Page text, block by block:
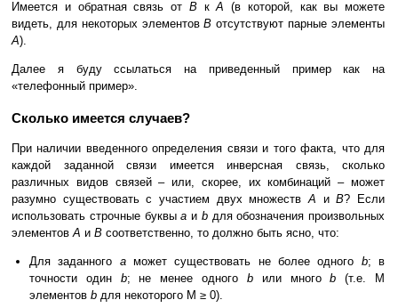
Имеется и обратная связь от BкA (в которой, как вы можете
видеть, для некоторых элементовB отсутствуют парные элементы
A).
Далее я буду ссылаться на приведенный пример как на
«телефонный пример».
Сколько имеется случаев?
При наличии введенного определения связи и того факта, что для
каждой заданной связи имеется инверсная связь, сколько
различных видов связей – или, скорее, их комбинаций – может
разумно существовать с участием двух множествA иB? Если
использовать строчные буквыa и b для обозначения произвольных
элементовA и B соответственно, то должно быть ясно, что:
Для заданного aможет существовать не более одного b; в
точности один b; не менее одного b или многоb(т.е. M
элементов b для некоторого M ≥ 0).